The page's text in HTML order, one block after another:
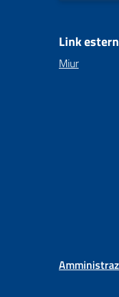
Link
Miur